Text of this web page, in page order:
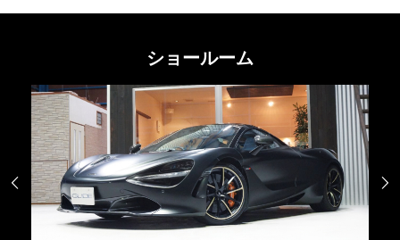
ショールーム
 